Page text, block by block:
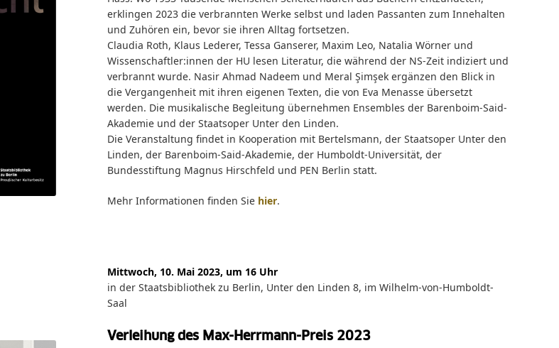
erklingen 2023 die verbrannten Werke selbst und laden Passanten zum Innehalten
und Zuhören ein, bevor sie ihren Alltag fortsetzen.
Claudia Roth, Klaus Lederer, Tessa Ganserer, Maxim Leo, Natalia Wörner und
Wissenschaftler:innen der HU lesen Literatur, die während der NS-Zeit indiziert und
verbrannt wurde. Nasir Ahmad Nadeem und Meral Şimşek ergänzen den Blick in
die Vergangenheit mit ihren eigenen Texten, die von Eva Menasse übersetzt
werden. Die musikalische Begleitung übernehmen Ensembles der Barenboim-Said-
Akademie und der Staatsoper Unter den Linden.
Die Veranstaltung findet in Kooperation mit Bertelsmann, der Staatsoper Unter den
Linden, der Barenboim-Said-Akademie, der Humboldt-Universität, der
Bundesstiftung Magnus Hirschfeld und PEN Berlin statt.
Mehr Informationen finden Sie hier.
Mittwoch, 10. Mai 2023, um 16 Uhr
in der Staatsbibliothek zu Berlin, Unter den Linden 8, im Wilhelm-von-Humboldt-
Saal
Verleihung des Max-Herrmann-Preis 2023